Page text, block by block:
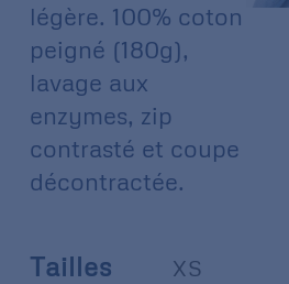
légère. 100% coton
peigné (180g),
lavage aux
enzymes, zip
contrasté et coupe
décontractée.
Tailles XS